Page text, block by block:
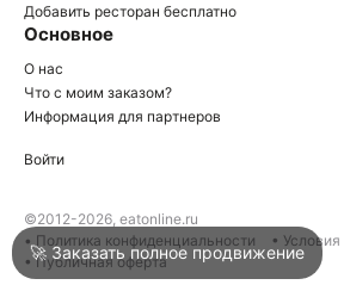
Войти
Написать в техподдержку
Добавить ресторан бесплатно
Основное
О нас
Что с моим заказом?
Информация для партнеров
Войти
©2012-2026, eatonline.ru
• Политика конфиденциальности
•
• Публичная оферта
🚀 Заказать полное продвижение